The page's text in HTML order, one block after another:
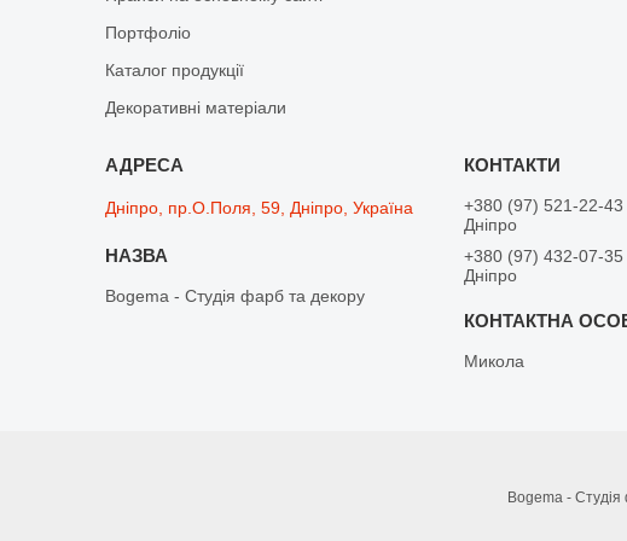
Портфоліо
Каталог продукції
Декоративні матеріали
Дніпро, пр.О.Поля, 59, Дніпро, Україна
Bogema - Студія фарб та декору
+380 (97) 521-22-43
Дніпро
+380 (97) 432-07-35
Дніпро
Микола